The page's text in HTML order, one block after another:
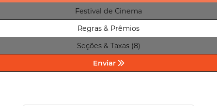
Festival de Cinema
Regras & Prêmios
Seções & Taxas (8)
Enviar